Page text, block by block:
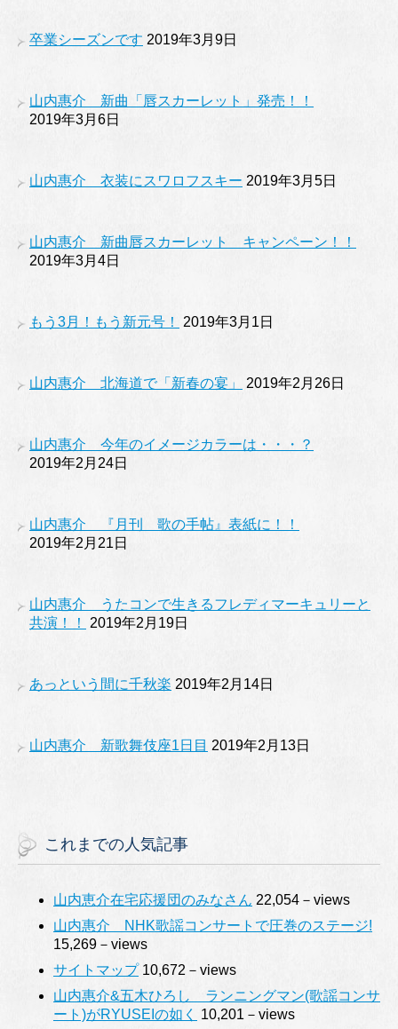
卒業シーズンです 2019年3月9日
山内惠介 新曲「唇スカーレット」発売！！
2019年3月6日
山内惠介 衣装にスワロフスキー 2019年3月5日
山内惠介 新曲唇スカーレット キャンペーン！！
2019年3月4日
もう3月！もう新元号！ 2019年3月1日
山内惠介 北海道で「新春の宴」 2019年2月26日
山内惠介 今年のイメージカラーは・・・？
2019年2月24日
山内惠介 『月刊 歌の手帖』表紙に！！
2019年2月21日
山内惠介 うたコンで生きるフレディマーキュリーと
共演！！
2019年2月19日
あっという間に千秋楽 2019年2月14日
山内惠介 新歌舞伎座1日目 2019年2月13日
これまでの人気記事
山内恵介在宅応援団のみなさん 22,054－views
山内惠介 NHK歌謡コンサートで圧巻のステージ!
15,269－views
サイトマップ10,672－views
山内惠介&五木ひろし ランニングマン(歌謡コンサ
ート)がRYUSEIの如く
10,201－views